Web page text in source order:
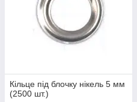
Кільце під блочку нікель 5 мм
(2500 шт.)